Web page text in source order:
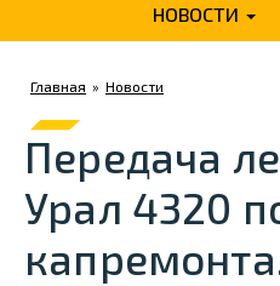
НОВОСТИ
Главная » Новости
Передача
Урал 4320